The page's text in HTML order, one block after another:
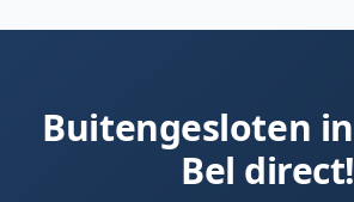
Buitengesloten in
Bel direct!